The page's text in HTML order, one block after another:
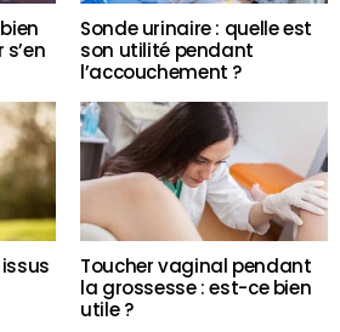
Sonde urinaire : quelle est
son utilité pendant
l’accouchement ?
Toucher vaginal pendant
la grossesse : est-ce bien
utile ?